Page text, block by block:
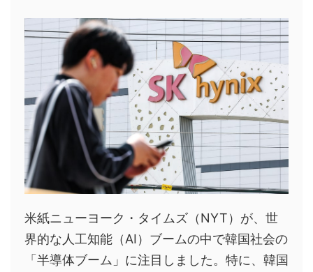
米紙ニューヨーク・タイムズ（NYT）が、世
界的な人工知能（AI）ブームの中で韓国社会の
「半導体ブーム」に注目しました。特に、韓国